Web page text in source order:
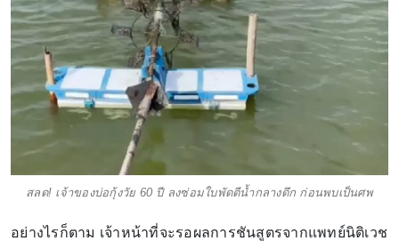
สลด! เจ้าของบ่อกุ้งวัย 60 ปี ลงซ่อมใบพัดตีน้ำกลางดึก ก่อนพบเป็นศพ
อย่างไรก็ตาม เจ้าหน้าที่จะรอผลการชันสูตรจากแพทย์นิติเวช